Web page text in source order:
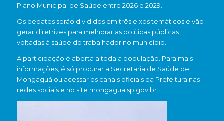
Plano Municipal de Saúde entre 2026 e 2029.
Os debates serão divididos em três eixos temáticos e vão
gerar diretrizes para melhorar as políticas públicas
voltadas à saúde do trabalhador no município.
A participação é aberta a toda a população. Para mais
informações, é só procurar a Secretaria de Saúde de
Mongaguá ou acessar os canais oficiais da Prefeitura nas
redes sociais e no site mongagua.sp.gov.br.